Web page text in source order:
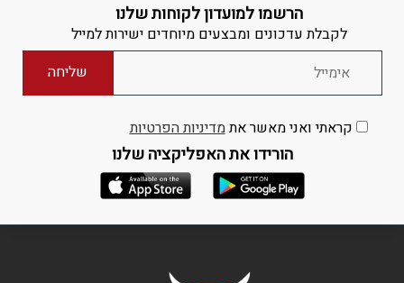
הרשמו למועדון לקוחות שלנו
לקבלת עדכונים ומבצעים מיוחדים ישירות למייל
קראתי ואני מאשר אתמדיניות הפרטיות
הורידו את האפליקציה שלנו